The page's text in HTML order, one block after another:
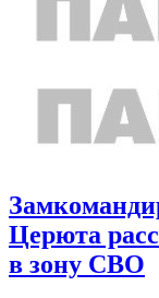
Церюта
в зону СВО